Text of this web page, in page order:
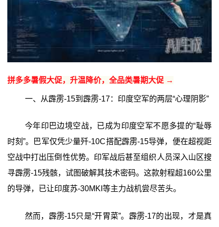
拼多多暑假大促，升温降价，全品类暑期大促 →
一、从霹雳-15到霹雳-17：印度空军的两层“心理阴影”
今年印巴边境空战，已成为印度空军不愿多提的“耻辱
时刻”。巴军仅凭少量歼-10C搭配霹雳-15导弹，便在超视距
空战中打出压倒性优势。印军战后甚至组织人员深入山区搜
寻霹雳-15残骸，试图破解其技术密码。这款射程超160公里
的导弹，已让印度苏-30MKI等主力战机尝尽苦头。
然而，霹雳-15只是“开胃菜”。霹雳-17的出现，才是真